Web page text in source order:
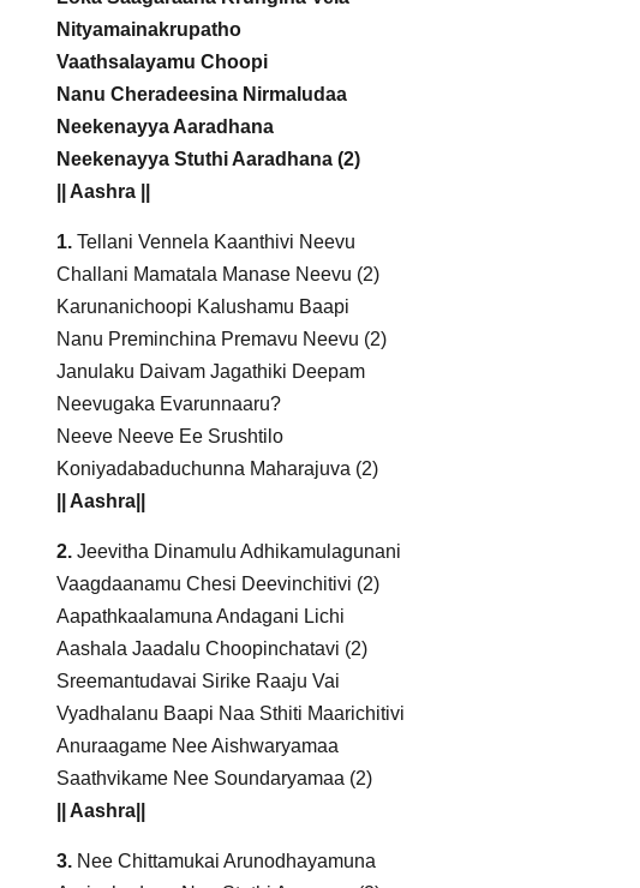
Nityamainakrupatho
Vaathsalayamu Choopi
Nanu Cheradeesina Nirmaludaa
Neekenayya Aaradhana
Neekenayya Stuthi Aaradhana (2)
|| Aashra ||
1. Tellani Vennela Kaanthivi Neevu
Challani Mamatala Manase Neevu (2)
Karunanichoopi Kalushamu Baapi
Nanu Preminchina Premavu Neevu (2)
Janulaku Daivam Jagathiki Deepam
Neevugaka Evarunnaaru?
Neeve Neeve Ee Srushtilo
Koniyadabaduchunna Maharajuva (2)
|| Aashra||
2. Jeevitha Dinamulu Adhikamulagunani
Vaagdaanamu Chesi Deevinchitivi (2)
Aapathkaalamuna Andagani Lichi
Aashala Jaadalu Choopinchatavi (2)
Sreemantudavai Sirike Raaju Vai
Vyadhalanu Baapi Naa Sthiti Maarichitivi
Anuraagame Nee Aishwaryamaa
Saathvikame Nee Soundaryamaa (2)
|| Aashra||
3. Nee Chittamukai Arunodhayamuna